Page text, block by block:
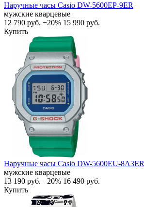
Наручные часы Casio DW-5600EP-9ER
мужские кварцевые
12 790 руб. −20% 15 990 руб.
Купить
Наручные часы Casio DW-5600EU-8A3ER
мужские кварцевые
13 190 руб. −20% 16 490 руб.
Купить